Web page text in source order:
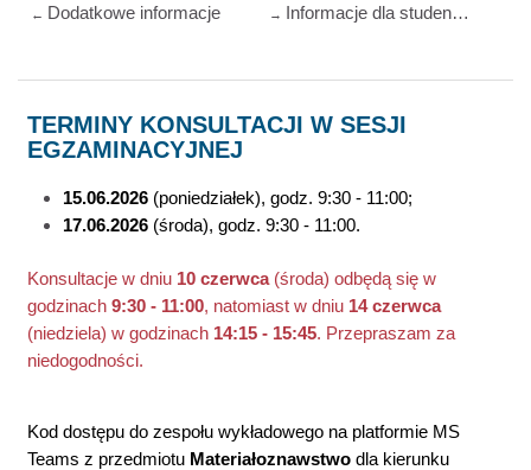
← Dodatkowe informacje → Informacje dla studentów z niepełnosprawnością
TERMINY KONSULTACJI W SESJI
EGZAMINACYJNEJ
15.06.2026(poniedziałek), godz. 9:30 - 11:00;
17.06.2026(środa), godz. 9:30 - 11:00.
Konsultacje w dniu 10 czerwca(środa) odbędą się w
godzinach 9:30 - 11:00, natomiast w dniu 14 czerwca
(niedziela) w godzinach 14:15 - 15:45. Przepraszam za
niedogodności.
Kod dostępu do zespołu wykładowego na platformie MS
Teams z przedmiotu Materiałoznawstwodla kierunku